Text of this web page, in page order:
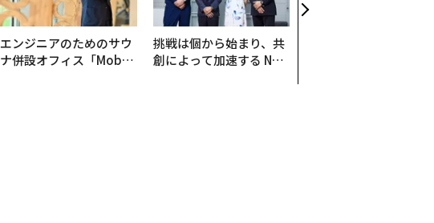
エンジニアのためのサウ
ナ併設オフィス「Mobiu
挑戦は個から始まり、共
創によって加速する NOR